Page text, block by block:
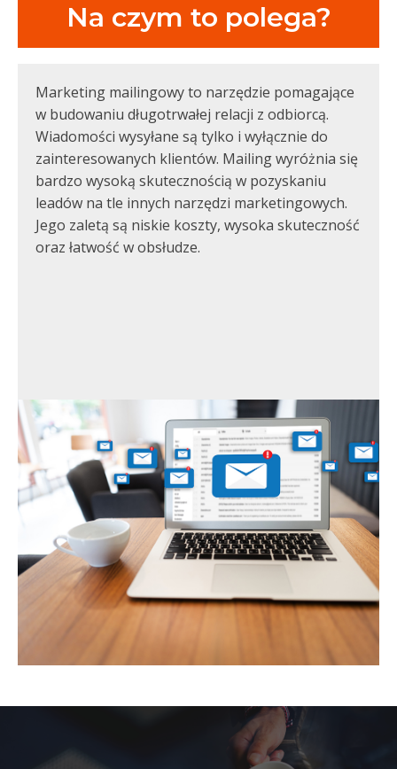
Na czym to polega?
Marketing mailingowy to narzędzie pomagające
w budowaniu długotrwałej relacji z odbiorcą.
Wiadomości wysyłane są tylko i wyłącznie do
zainteresowanych klientów. Mailing wyróżnia się
bardzo wysoką skutecznością w pozyskaniu
leadów na tle innych narzędzi marketingowych.
Jego zaletą są niskie koszty, wysoka skuteczność
oraz łatwość w obsłudze.